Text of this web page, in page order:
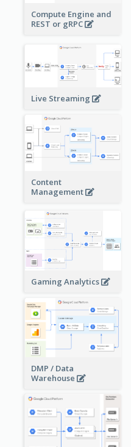
Compute Engine and
REST or gRPC
Live Streaming
Content
Management
Gaming Analytics
DMP / Data
Warehouse